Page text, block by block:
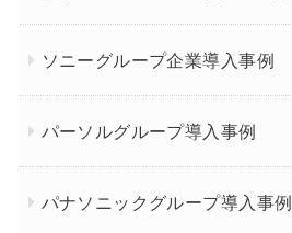
ソニーグループ企業導入事例
パーソルグループ導入事例
パナソニックグループ導入事例